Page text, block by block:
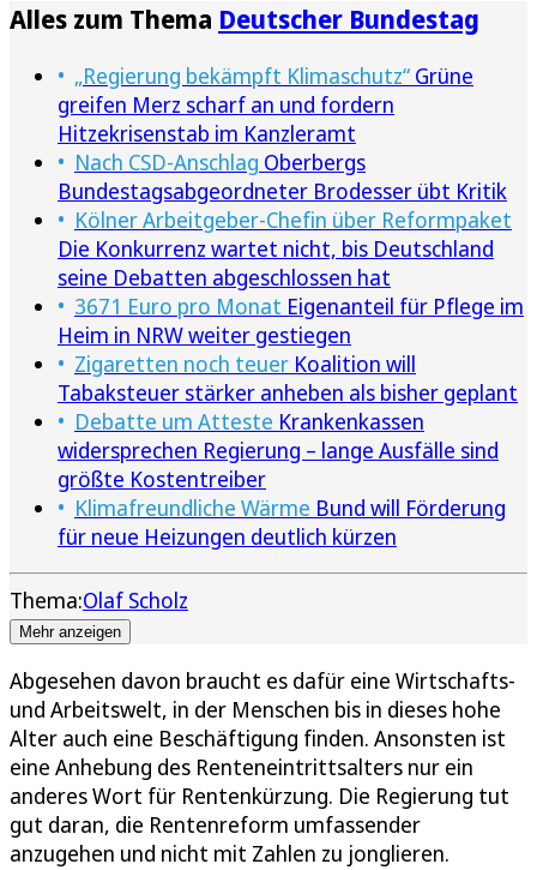
Alles zum Thema Deutscher Bundestag
„Regierung bekämpft Klimaschutz“ Grüne
greifen Merz scharf an und fordern
Hitzekrisenstab im Kanzleramt
Nach CSD-Anschlag Oberbergs
Bundestagsabgeordneter Brodesser übt Kritik
Kölner Arbeitgeber-Chefin über Reformpaket
Die Konkurrenz wartet nicht, bis Deutschland
seine Debatten abgeschlossen hat
3671 Euro pro Monat Eigenanteil für Pflege im
Heim in NRW weiter gestiegen
Zigaretten noch teuer Koalition will
Tabaksteuer stärker anheben als bisher geplant
Debatte um Atteste Krankenkassen
widersprechen Regierung – lange Ausfälle sind
größte Kostentreiber
Klimafreundliche Wärme Bund will Förderung
für neue Heizungen deutlich kürzen
Thema:Olaf Scholz
Mehr anzeigen
Abgesehen davon braucht es dafür eine Wirtschafts-
und Arbeitswelt, in der Menschen bis in dieses hohe
Alter auch eine Beschäftigung finden. Ansonsten ist
eine Anhebung des Renteneintrittsalters nur ein
anderes Wort für Rentenkürzung. Die Regierung tut
gut daran, die Rentenreform umfassender
anzugehen und nicht mit Zahlen zu jonglieren.